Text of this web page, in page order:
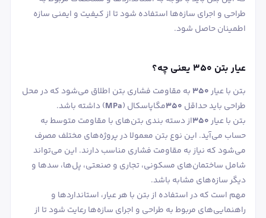
طراحی و اجرای سازه‌ها استفاده شود تا از کیفیت و ایمنی سازه
اطمینان حاصل شود.
عیار بتن 350 یعنی چه؟
بتن با عیار۳۵۰ به مقاومت فشاری بتن اطلاق می‌شود که در محل
طراحی باید حداقل ۳۵۰مگاپاسکال (MPa) داشته باشد.
بتن با عیار۳۵۰از دسته ‌بندی بتن‌های با مقاومت متوسط به
حساب می‌آید. این نوع بتن معمولا در پروژه‌های مختلف مصرف
می‌شود که نیاز به مقاومت فشاری مناسب دارند. این می‌تواند
شامل ساختمان‌های مسکونی، تجاری و صنعتی، پل‌ها، سد‌ها و
دیگر سازه‌های مشابه باشد.
مهم است که در استفاده از بتن با هر عیار، استانداردها و
راهنمایی‌های مربوط به طراحی و اجرای سازه‌ها رعایت شود تا از